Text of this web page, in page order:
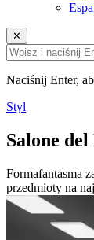
✕
Naciśnij Enter,
Styl
Salone
Formafantasma
przedmioty na